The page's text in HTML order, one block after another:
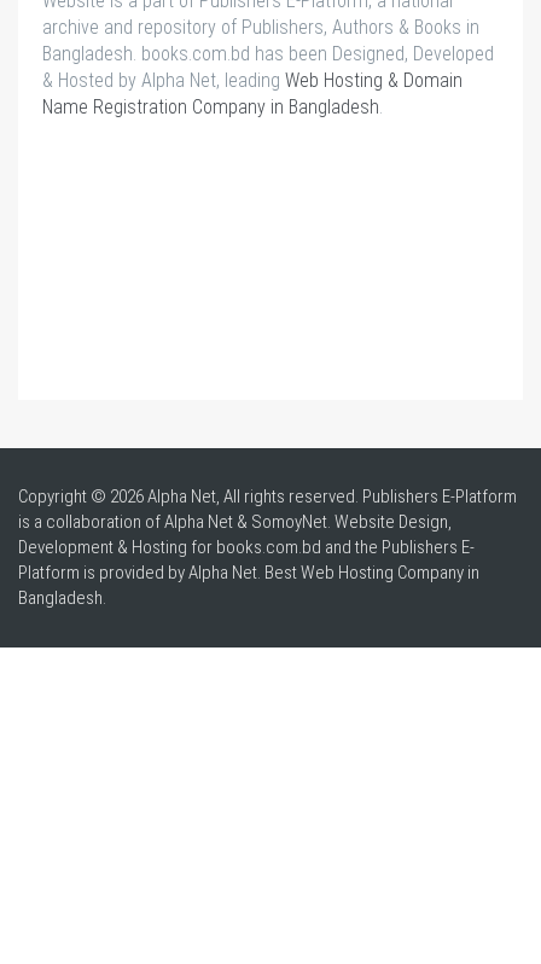
archive and repository of Publishers, Authors & Books in
Bangladesh. books.com.bd has been Designed, Developed
& Hosted by Alpha Net, leading Web Hosting & Domain
Name Registration Company in Bangladesh
Copyright © 2026 Alpha Net, All rights reserved. Publishers E-Platform
is a collaboration of Alpha Net & SomoyNet. Website Design,
Development & Hosting for books.com.bd and the Publishers E-
Platform is provided by Alpha Net. BestWeb Hosting Company in
Bangladesh.